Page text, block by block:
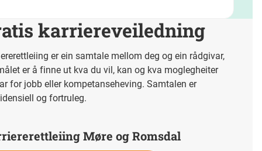
karriereveiledning
er ein samtale mellom deg og ein rådgivar,
er å finne ut kva du vil, kan og kva moglegheiter
for jobb eller kompetanseheving. Samtalen er
og fortruleg.
Møre og Romsdal